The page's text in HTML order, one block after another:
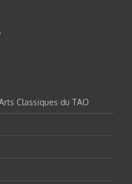
Classiques du TAO